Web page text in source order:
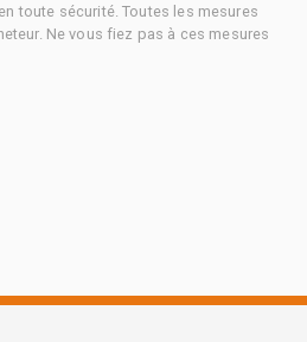
toute sécurité. Toutes les mesures
Ne vous fiez pas à ces mesures